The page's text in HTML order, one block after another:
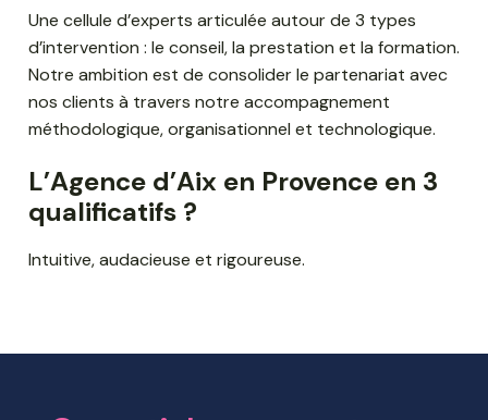
Une cellule d’experts articulée autour de 3 types
d’intervention : le conseil, la prestation et la formation.
Notre ambition est de consolider le partenariat avec
nos clients à travers notre accompagnement
méthodologique, organisationnel et technologique.
L’Agence d’Aix en Provence en 3
qualificatifs ?
Intuitive, audacieuse et rigoureuse.